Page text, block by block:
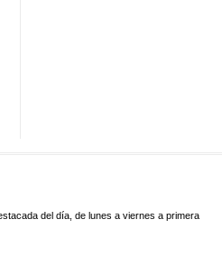
del día, de lunes a viernes a primera